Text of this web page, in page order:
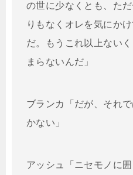
の世に少なくとも、た
りもなくオレを気にか
だ。もうこれ以上ない
まらないんだ」
ブランカ「だが、それ
かない」
アッシュ「ニセモノに